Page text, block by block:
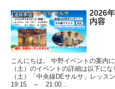
連絡事項
2026
内容
こんにちは。 中野イベントの案内
（土）のイベントの詳細は以下に
（土）「中央線DEサルサ」レッ
19:15 ～ 21:00...